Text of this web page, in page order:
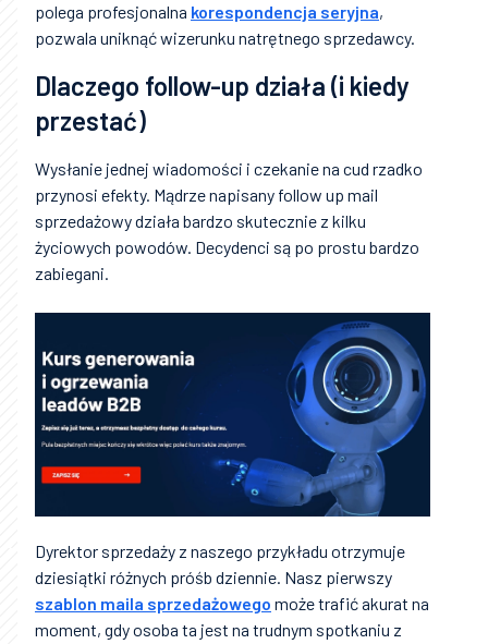
polega profesjonalna korespondencja seryjna,
pozwala uniknąć wizerunku natrętnego sprzedawcy.
Dlaczego follow-up działa (i kiedy
przestać)
Wysłanie jednej wiadomości i czekanie na cud rzadko
przynosi efekty. Mądrze napisany follow up mail
sprzedażowy działa bardzo skutecznie z kilku
życiowych powodów. Decydenci są po prostu bardzo
zabiegani.
Dyrektor sprzedaży z naszego przykładu otrzymuje
dziesiątki różnych próśb dziennie. Nasz pierwszy
szablon maila sprzedażowego może trafić akurat na
moment, gdy osoba ta jest na trudnym spotkaniu z